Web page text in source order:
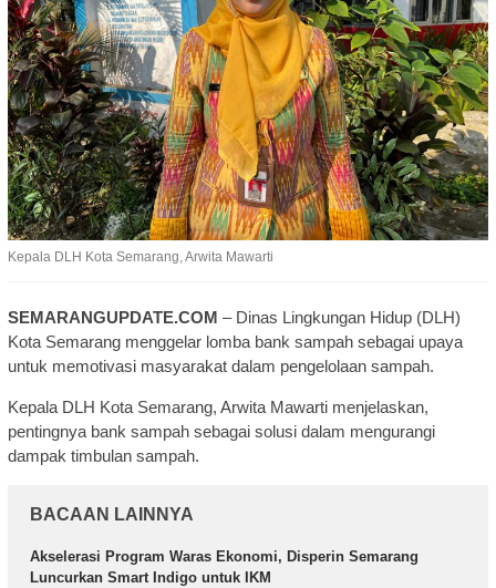
Kepala DLH Kota Semarang, Arwita Mawarti
SEMARANGUPDATE.COM – Dinas Lingkungan Hidup (DLH)
Kota Semarang menggelar lomba bank sampah sebagai upaya
untuk memotivasi masyarakat dalam pengelolaan sampah.
Kepala DLH Kota Semarang, Arwita Mawarti menjelaskan,
pentingnya bank sampah sebagai solusi dalam mengurangi
dampak timbulan sampah.
BACAAN LAINNYA
Akselerasi Program Waras Ekonomi, Disperin Semarang
Luncurkan Smart Indigo untuk IKM